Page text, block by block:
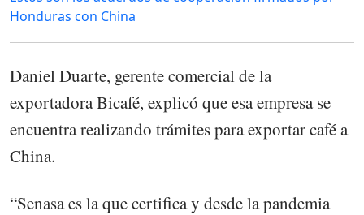
Honduras con China
Daniel Duarte, gerente comercial de la
exportadora Bicafé, explicó que esa empresa se
encuentra realizando trámites para exportar café a
China.
“Senasa es la que certifica y desde la pandemia